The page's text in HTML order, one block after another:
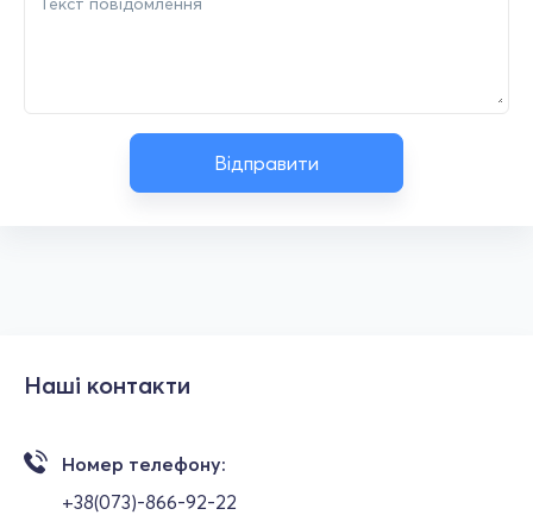
Відправити
Наші контакти
Номер телефону:
+38(073)-866-92-22